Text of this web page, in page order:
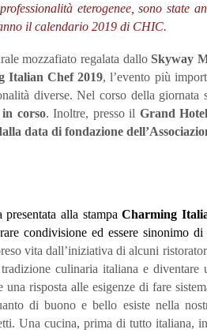
eterogenee, sono state
il calendario 2019 di CHIC.
mozzafiato regalata dalloSkyway
Italian Chef 2019, l’evento più
diverse. Nel corso della giornata
corso. Inoltre, presso il Grand
data di fondazione
alla stampaCharming
condivisione ed essere sinonimo
vita dall’iniziativa di alcuni
culinaria italiana e
risposta alle esigenze di fare
di buono e bello esiste nella
Una cucina, prima di tutto italiana,